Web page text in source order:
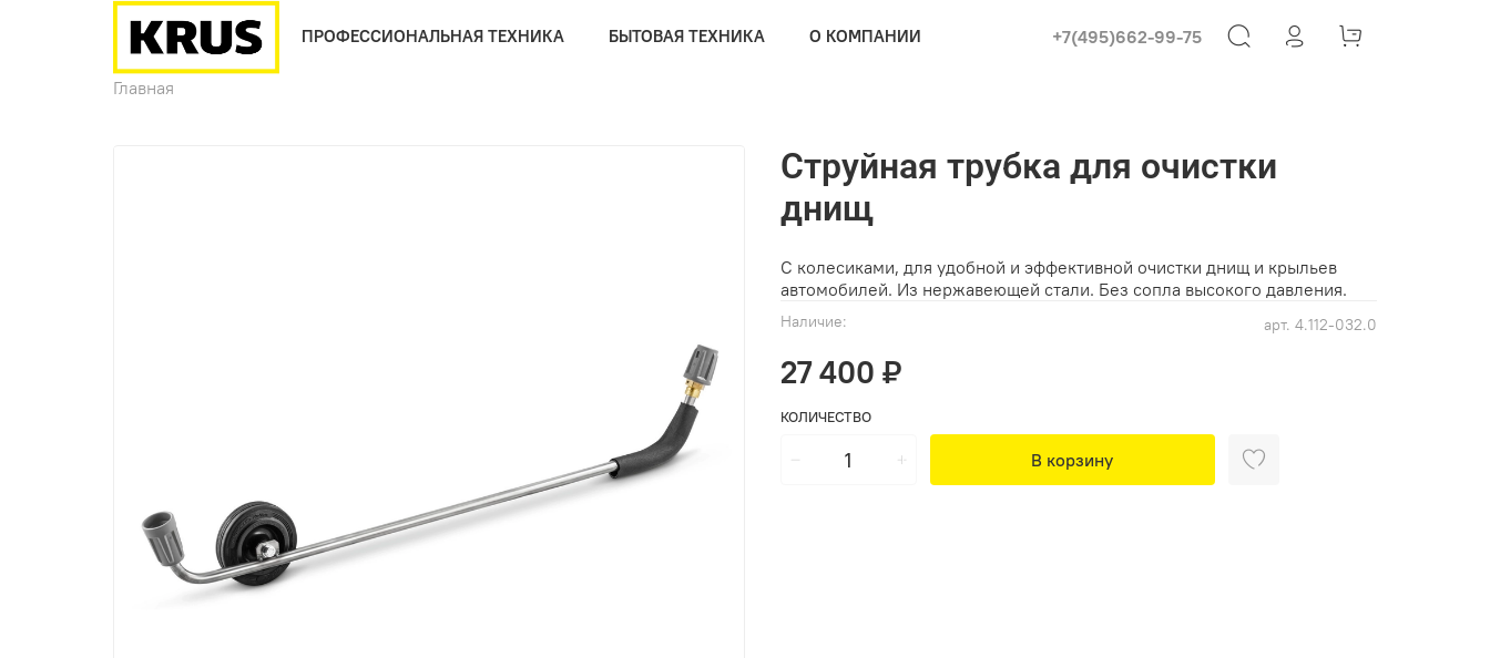
+7(495)662-99-75
ПРОФЕССИОНАЛЬНАЯ ТЕХНИКА БЫТОВАЯ ТЕХНИКА О КОМПАНИИ
Главная
арт. 4.112-032.0
Наличие:
Струйная трубка для очистки
днищ
27 400 ₽
КОЛИЧЕСТВО
В корзину
С колесиками, для удобной и эффективной очистки днищ и крыльев
автомобилей. Из нержавеющей стали. Без сопла высокого давления.